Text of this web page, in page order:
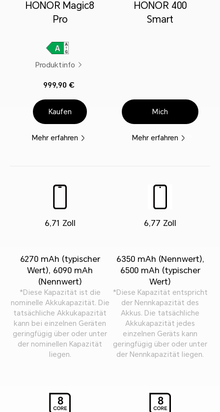
HONOR Magic8
Pro
Produktinfo
999,90 €
Kaufen
Mehr erfahren
6,71 Zoll
6270 mAh (typischer
Wert), 6090 mAh
(Nennwert)
*Diese Kapazität ist die
nominelle Akkukapazität. Die
tatsächliche Akkukapazität
kann bei einzelnen Geräten
geringfügig über oder unter
der nominellen Kapazität
liegen.
HONOR 400
Smart
Mich
benachrichtigen
Mehr erfahren
6,77 Zoll
6350 mAh (Nennwert),
6500 mAh (typischer
Wert)
*Diese Kapazität entspricht
der Nennkapazität des
Akkus. Die tatsächliche
Akkukapazität jedes
einzelnen Geräts kann
geringfügig über oder unter
der Nennkapazität liegen.